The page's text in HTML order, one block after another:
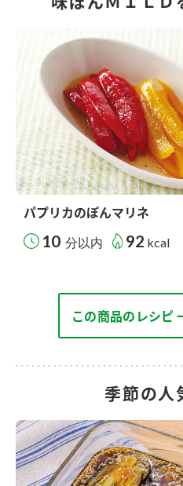
パプリカのぽんマリネ
10 分以内 92 kcal
この商品のレシピ
季節の人